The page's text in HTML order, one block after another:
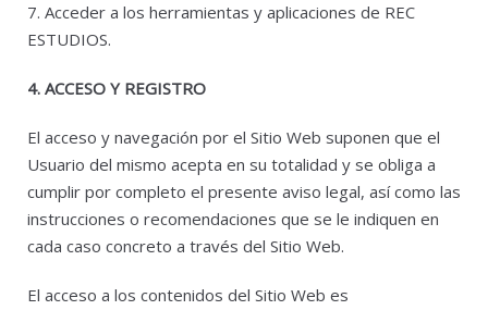
7. Acceder a los herramientas y aplicaciones de REC
ESTUDIOS.
4. ACCESO Y REGISTRO
El acceso y navegación por el Sitio Web suponen que el
Usuario del mismo acepta en su totalidad y se obliga a
cumplir por completo el presente aviso legal, así como las
instrucciones o recomendaciones que se le indiquen en
cada caso concreto a través del Sitio Web.
El acceso a los contenidos del Sitio Web es